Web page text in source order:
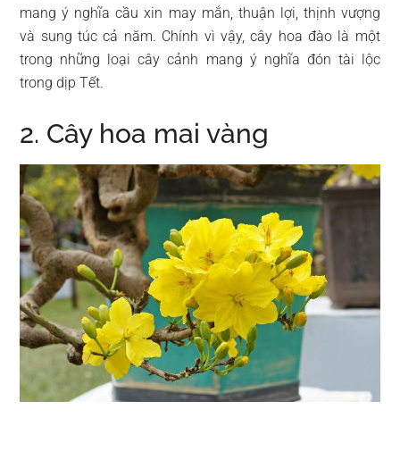
mang ý nghĩa cầu xin may mắn, thuận lợi, thịnh vượng
và sung túc cả năm. Chính vì vậy, cây hoa đào là một
trong những loại cây cảnh mang ý nghĩa đón tài lộc
trong dịp Tết.
2. Cây hoa mai vàng